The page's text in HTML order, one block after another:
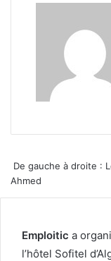
De gauche à droite :
Ahmed
Emploitic a
l’hôtel Sofitel